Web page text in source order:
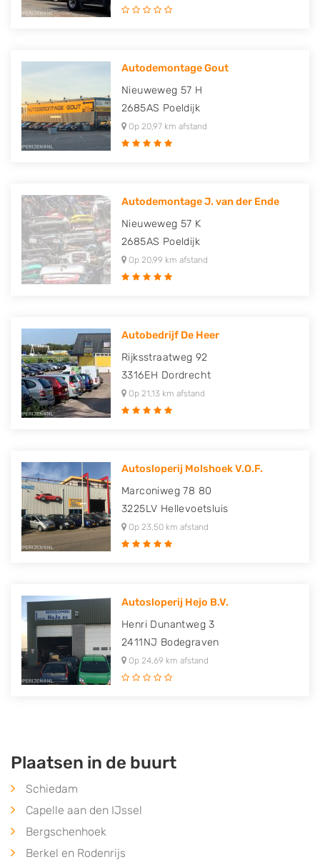
Autodemontage Gout
Nieuweweg 57 H
2685AS Poeldijk
Op 20,97 km afstand
Autodemontage J. van der Ende
Nieuweweg 57 K
2685AS Poeldijk
Op 20,99 km afstand
Autobedrijf De Heer
Rijksstraatweg 92
3316EH Dordrecht
Op 21,13 km afstand
Autosloperij Molshoek V.O.F.
Marconiweg 78 80
3225LV Hellevoetsluis
Op 23,50 km afstand
Autosloperij Hejo B.V.
Henri Dunantweg 3
2411NJ Bodegraven
Op 24,69 km afstand
Plaatsen in de buurt
Schiedam
Capelle aan den IJssel
Bergschenhoek
Berkel en Rodenrijs